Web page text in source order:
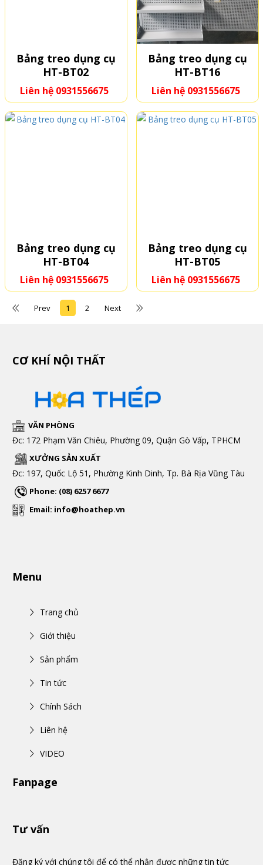
Bảng treo dụng cụ
HT-BT02
Liên hệ 0931556675
Bảng treo dụng cụ
HT-BT16
Liên hệ 0931556675
Bảng treo dụng cụ
HT-BT04
Liên hệ 0931556675
Bảng treo dụng cụ
HT-BT05
Liên hệ 0931556675
Prev 1 2 Next
CƠ KHÍ NỘI THẤT
VĂN PHÒNG
Đc: 172 Phạm Văn Chiêu, Phường 09, Quận Gò Vấp, TPHCM
XƯỞNG SẢN XUẤT
Đc: 197, Quốc Lộ 51, Phường Kinh Dinh, Tp. Bà Rịa Vũng Tàu
Phone: (08) 6257 6677
Email: info@hoathep.vn
Menu
Trang chủ
Giới thiệu
Sản phẩm
Tin tức
Chính Sách
Liên hệ
VIDEO
Fanpage
Tư vấn
Đăng ký với chúng tôi để có thể nhận được những tin tức